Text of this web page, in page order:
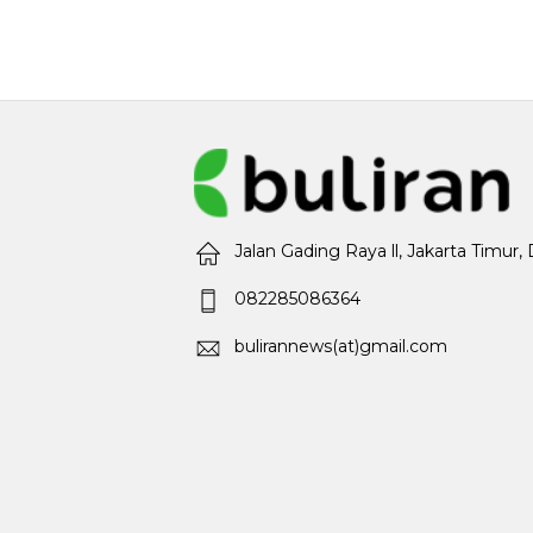
Jalan Gading Raya ll, Jakarta Timur,
082285086364
bulirannews(at)gmail.com